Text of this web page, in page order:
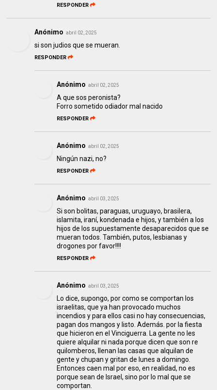
RESPONDER
Anónimo abril 02, 2025
si son judios que se mueran.
RESPONDER
Anónimo abril 02, 2025
A que sos peronista?
Forro sometido odiador mal nacido
RESPONDER
Anónimo abril 02, 2025
Ningún nazi, no?
RESPONDER
Anónimo abril 03, 2025
Si son bolitas, paraguas, uruguayo, brasilera,
islamita, iraní, kondenada e hijos, y también a los
hijos de los supuestamente desaparecidos que se
mueran todos. También, putos, lesbianas y
drogones por favor!!!!
RESPONDER
Anónimo abril 03, 2025
Lo dice, supongo, por como se comportan los
israelitas, que ya han provocado muchos
incendios y para ellos casi no hay consecuencias,
pagan dos mangos y listo. Además. por la fiesta
que hicieron en el Vinciguerra. La gente no les
quiere alquilar ni nada porque dicen que son re
quilomberos, llenan las casas que alquilan de
gente y chupan y gritan de lunes a domingo.
Entonces caen mal por eso, en realidad, no es
porque sean de Israel, sino por lo mal que se
comportan.